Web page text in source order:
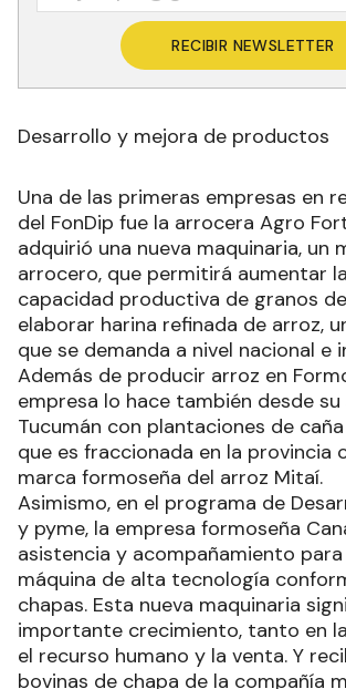
RECIBIR NEWSLETTER
Desarrollo y mejora de productos
Una de las primeras empresas en
del FonDip fue la arrocera Agro
adquirió una nueva maquinaria, un
arrocero, que permitirá aumentar
capacidad productiva de granos
elaborar harina refinada de arroz,
que se demanda a nivel nacional e
Además de producir arroz en
empresa lo hace también desde su
Tucumán con plantaciones de
que es fraccionada en la provincia
marca formoseña del arroz Mitaí.
Asimismo, en el programa de
y pyme, la empresa formoseña
asistencia y acompañamiento
máquina de alta tecnología
chapas. Esta nueva maquinaria
importante crecimiento, tanto en
el recurso humano y la venta. Y
bovinas de chapa de la compañía